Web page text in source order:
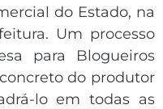
do Estado, na
Um processo
para Blogueiros
do produtor
lo em todas as